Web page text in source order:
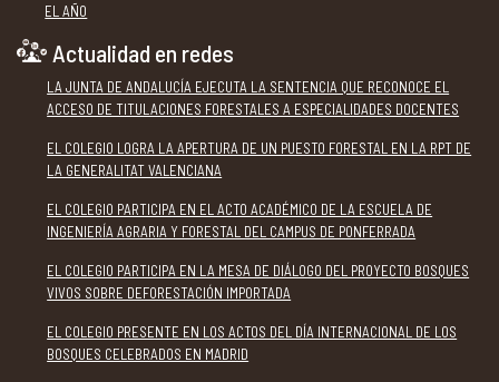
EL AÑO
Actualidad en redes
LA JUNTA DE ANDALUCÍA EJECUTA LA SENTENCIA QUE RECONOCE EL
ACCESO DE TITULACIONES FORESTALES A ESPECIALIDADES DOCENTES
EL COLEGIO LOGRA LA APERTURA DE UN PUESTO FORESTAL EN LA RPT DE
LA GENERALITAT VALENCIANA
EL COLEGIO PARTICIPA EN EL ACTO ACADÉMICO DE LA ESCUELA DE
INGENIERÍA AGRARIA Y FORESTAL DEL CAMPUS DE PONFERRADA
EL COLEGIO PARTICIPA EN LA MESA DE DIÁLOGO DEL PROYECTO BOSQUES
VIVOS SOBRE DEFORESTACIÓN IMPORTADA
EL COLEGIO PRESENTE EN LOS ACTOS DEL DÍA INTERNACIONAL DE LOS
BOSQUES CELEBRADOS EN MADRID